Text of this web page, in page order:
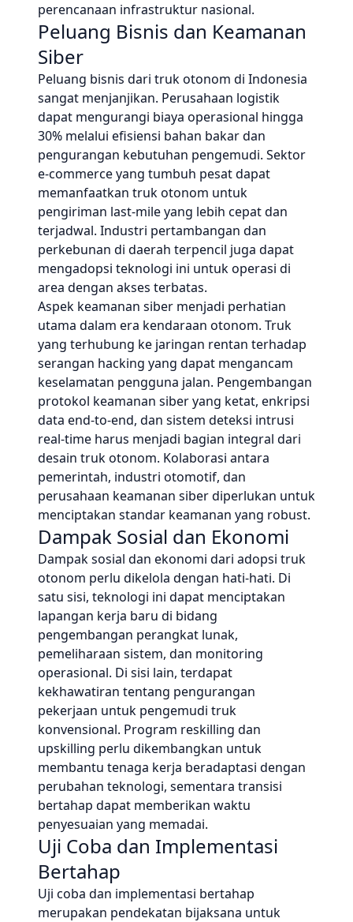
perencanaan infrastruktur nasional.
Peluang Bisnis dan Keamanan
Siber
Peluang bisnis dari truk otonom di Indonesia
sangat menjanjikan. Perusahaan logistik
dapat mengurangi biaya operasional hingga
30% melalui efisiensi bahan bakar dan
pengurangan kebutuhan pengemudi. Sektor
e-commerce yang tumbuh pesat dapat
memanfaatkan truk otonom untuk
pengiriman last-mile yang lebih cepat dan
terjadwal. Industri pertambangan dan
perkebunan di daerah terpencil juga dapat
mengadopsi teknologi ini untuk operasi di
area dengan akses terbatas.
Aspek keamanan siber menjadi perhatian
utama dalam era kendaraan otonom. Truk
yang terhubung ke jaringan rentan terhadap
serangan hacking yang dapat mengancam
keselamatan pengguna jalan. Pengembangan
protokol keamanan siber yang ketat, enkripsi
data end-to-end, dan sistem deteksi intrusi
real-time harus menjadi bagian integral dari
desain truk otonom. Kolaborasi antara
pemerintah, industri otomotif, dan
perusahaan keamanan siber diperlukan untuk
menciptakan standar keamanan yang robust.
Dampak Sosial dan Ekonomi
Dampak sosial dan ekonomi dari adopsi truk
otonom perlu dikelola dengan hati-hati. Di
satu sisi, teknologi ini dapat menciptakan
lapangan kerja baru di bidang
pengembangan perangkat lunak,
pemeliharaan sistem, dan monitoring
operasional. Di sisi lain, terdapat
kekhawatiran tentang pengurangan
pekerjaan untuk pengemudi truk
konvensional. Program reskilling dan
upskilling perlu dikembangkan untuk
membantu tenaga kerja beradaptasi dengan
perubahan teknologi, sementara transisi
bertahap dapat memberikan waktu
penyesuaian yang memadai.
Uji Coba dan Implementasi
Bertahap
Uji coba dan implementasi bertahap
merupakan pendekatan bijaksana untuk